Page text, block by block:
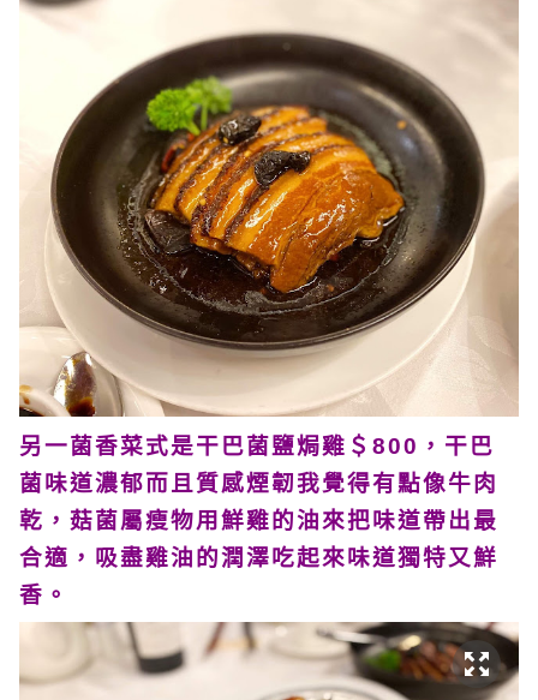
另一菌香菜式是干巴菌鹽焗雞＄800，干巴
菌味道濃郁而且質感煙韌我覺得有點像牛肉
乾，菇菌屬瘦物用鮮雞的油來把味道帶出最
合適，吸盡雞油的潤澤吃起來味道獨特又鮮
香。